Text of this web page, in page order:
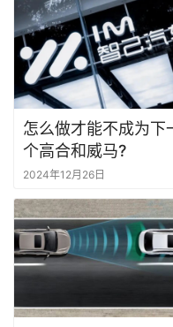
怎么做才能不成为下
个高合和威马?
2024年12月26日